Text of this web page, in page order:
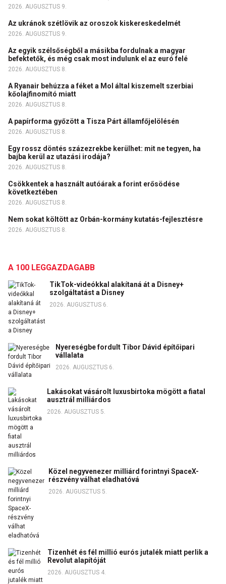
2026. AUGUSZTUS 9.
Az ukránok szétlövik az oroszok kiskereskedelmét
2026. AUGUSZTUS 9.
Az egyik szélsőségből a másikba fordulnak a magyar
befektetők, és még csak most indulunk el az euró felé
2026. AUGUSZTUS 8.
A Ryanair behúzza a féket a Mol által kiszemelt szerbiai
kőolajfinomító miatt
2026. AUGUSZTUS 8.
A papírforma győzött a Tisza Párt államfőjelölésén
2026. AUGUSZTUS 8.
Egy rossz döntés százezrekbe kerülhet: mit ne tegyen, ha
bajba kerül az utazási irodája?
2026. AUGUSZTUS 8.
Csökkentek a használt autóárak a forint erősödése
következtében
2026. AUGUSZTUS 8.
Nem sokat költött az Orbán-kormány kutatás-fejlesztésre
2026. AUGUSZTUS 8.
A 100 LEGGAZDAGABB
TikTok-videókkal alakítaná át a Disney+
szolgáltatást a Disney
2026. AUGUSZTUS 6.
Nyereségbe fordult Tibor Dávid építőipari
vállalata
2026. AUGUSZTUS 6.
Lakásokat vásárolt luxusbirtoka mögött a fiatal
ausztrál milliárdos
2026. AUGUSZTUS 5.
Közel negyvenezer milliárd forintnyi SpaceX-
részvény válhat eladhatóvá
2026. AUGUSZTUS 5.
Tizenhét és fél millió eurós jutalék miatt perlik a
Revolut alapítóját
2026. AUGUSZTUS 4.